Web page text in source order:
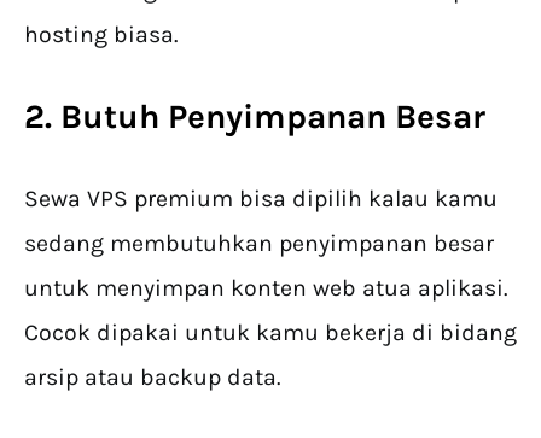
hosting biasa.
2. Butuh Penyimpanan Besar
Sewa VPS premium bisa dipilih kalau kamu
sedang membutuhkan penyimpanan besar
untuk menyimpan konten web atua aplikasi.
Cocok dipakai untuk kamu bekerja di bidang
arsip atau backup data.